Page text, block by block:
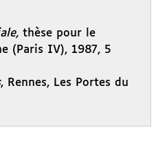
thèse pour le
(Paris IV), 1987, 5
, Rennes, Les Portes du